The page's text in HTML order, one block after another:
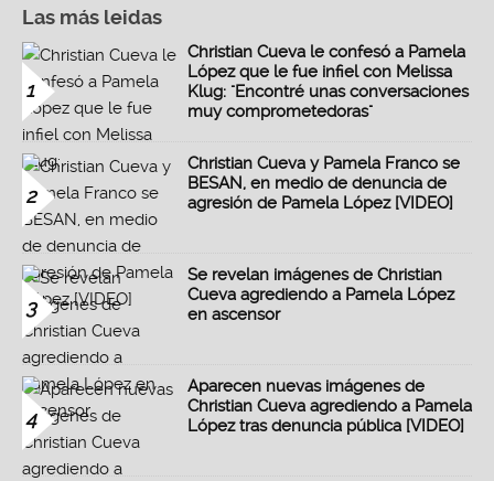
Las más leidas
1
Christian Cueva le confesó a Pamela
López que le fue infiel con Melissa
Klug: "Encontré unas conversaciones
muy comprometedoras"
2
Christian Cueva y Pamela Franco se
BESAN, en medio de denuncia de
agresión de Pamela López [VIDEO]
3
Se revelan imágenes de Christian
Cueva agrediendo a Pamela López
en ascensor
4
Aparecen nuevas imágenes de
Christian Cueva agrediendo a Pamela
López tras denuncia pública [VIDEO]